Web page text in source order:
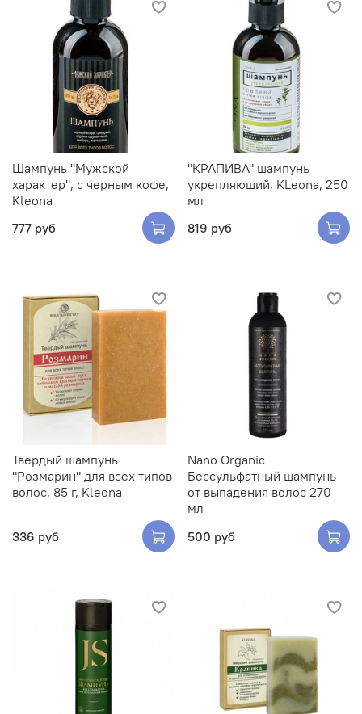
Шампунь "Мужской
характер", с черным кофе,
Kleona
777 руб
"КРАПИВА" шампунь
укрепляющий, KLeona, 250
мл
819 руб
Твердый шампунь
"Розмарин" для всех типов
волос, 85 г, Kleona
336 руб
Nano Organic
Бессульфатный шампунь
от выпадения волос 270
мл
500 руб